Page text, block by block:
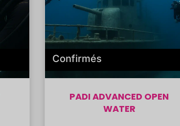
Confirmés
PADI ADVANCED OPEN
WATER